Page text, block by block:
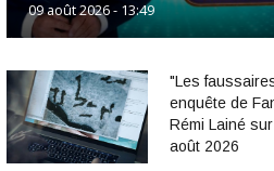
09 août 2026 - 13:49
"Les
enquête de
Rémi Lainé
août 2026